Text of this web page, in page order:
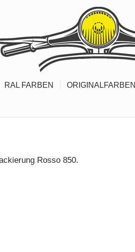
RAL FARBEN ORIGINALFARBEN
Rosso 850.